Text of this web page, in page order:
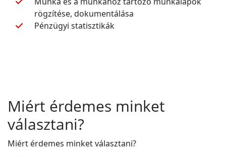
rögzítése, dokumentálása
Pénzügyi statisztikák
Miért érdemes minket
választani?
Miért érdemes minket választani?